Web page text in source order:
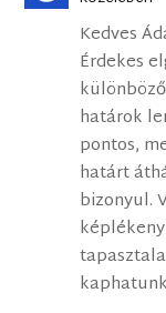
Kedves
Érdekes
határok
pontos,
határt
bizonyul.